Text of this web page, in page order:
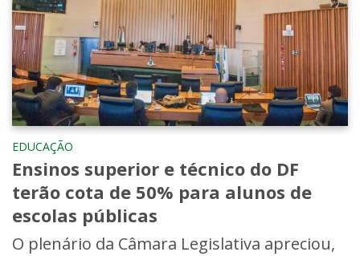
EDUCAÇÃO
Ensinos superior e técnico do DF
terão cota de 50% para alunos de
escolas públicas
O plenário da Câmara Legislativa apreciou,